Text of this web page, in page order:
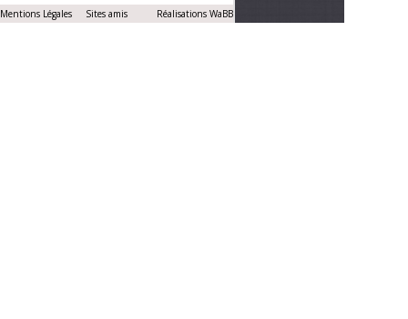
Mentions Légales Sites amis Réalisations WaBB